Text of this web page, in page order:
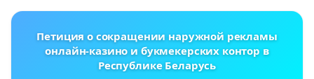
Петиция о сокращении наружной рекламы
онлайн-казино и букмекерских контор в
Республике Беларусь